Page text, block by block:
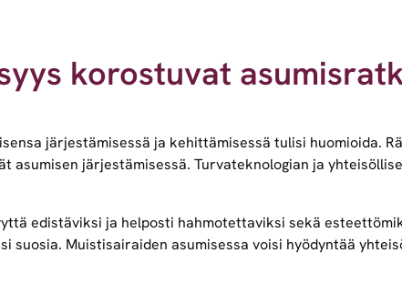
korostuvat
järjestämisessä ja kehittämisessä tulisi huomioida.
asumisen järjestämisessä. Turvateknologian ja
edistäviksi ja helposti hahmotettaviksi sekä
Muistisairaiden asumisessa voisi hyödyntää